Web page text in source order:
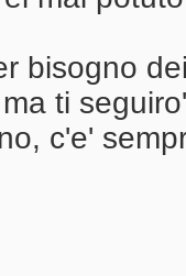
bisogno
ti
c'e'